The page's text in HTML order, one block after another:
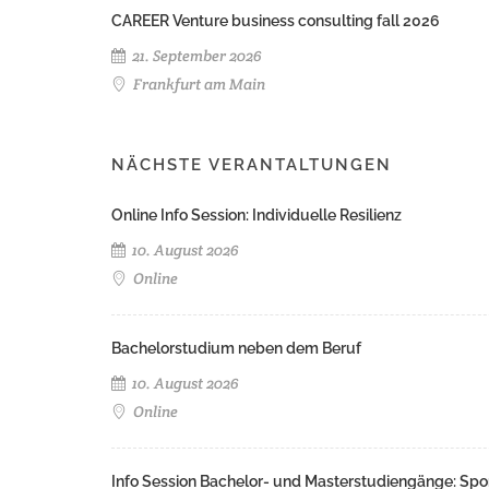
CAREER Venture business consulting fall 2026
21. September 2026
Frankfurt am Main
NÄCHSTE VERANTALTUNGEN
Online Info Session: Individuelle Resilienz
10. August 2026
Online
Bachelorstudium neben dem Beruf
10. August 2026
Online
Info Session Bachelor- und Masterstudiengänge: